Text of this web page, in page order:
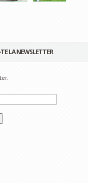
LA NEWSLETTER